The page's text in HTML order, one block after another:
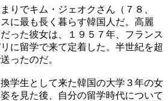
りでキム・ジェオクさん（７８、
に最も長く暮らす韓国人だ。高麗
った彼女は、１９５７年、フランス
に留学で来て定着した。半世紀を超
ったのだ。
学生として来た韓国の大学３年の女
を見た後、自分の留学時代について